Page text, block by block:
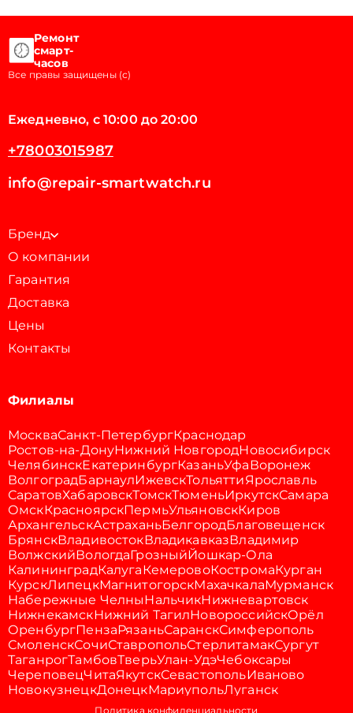
Ремонт
смарт-
часов
Все правы защищены (с)
Ежедневно, с 10:00 до 20:00
+78003015987
info@repair-smartwatch.ru
Бренд
О компании
Гарантия
Доставка
Цены
Контакты
Филиалы
МоскваСанкт-ПетербургКраснодар
Ростов-на-ДонуНижний НовгородНовосибирск
ЧелябинскЕкатеринбургКазаньУфаВоронеж
ВолгоградБарнаулИжевскТольяттиЯрославль
СаратовХабаровскТомскТюменьИркутскСамара
ОмскКрасноярскПермьУльяновскКиров
АрхангельскАстраханьБелгородБлаговещенск
БрянскВладивостокВладикавказВладимир
ВолжскийВологдаГрозныйЙошкар-Ола
КалининградКалугаКемеровоКостромаКурган
КурскЛипецкМагнитогорскМахачкалаМурманск
Набережные ЧелныНальчикНижневартовск
НижнекамскНижний ТагилНовороссийскОрёл
ОренбургПензаРязаньСаранскСимферополь
СмоленскСочиСтавропольСтерлитамакСургут
ТаганрогТамбовТверьУлан-УдэЧебоксары
ЧереповецЧитаЯкутскСевастопольИваново
НовокузнецкДонецкМариупольЛуганск
Политика конфиденциальности